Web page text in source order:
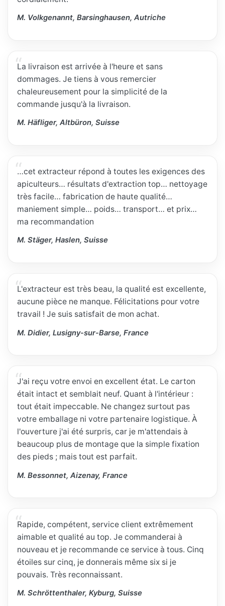
M. Volkgenannt, Barsinghausen, Autriche
La livraison est arrivée à l'heure et sans
dommages. Je tiens à vous remercier
chaleureusement pour la simplicité de la
commande jusqu'à la livraison.
M. Häfliger, Altbüron, Suisse
…cet extracteur répond à toutes les exigences des
apiculteurs… résultats d'extraction top… nettoyage
très facile… fabrication de haute qualité…
maniement simple… poids… transport… et prix…
ma recommandation
M. Stäger, Haslen, Suisse
L'extracteur est très beau, la qualité est excellente,
aucune pièce ne manque. Félicitations pour votre
travail ! Je suis satisfait de mon achat.
M. Didier, Lusigny-sur-Barse, France
J'ai reçu votre envoi en excellent état. Le carton
était intact et semblait neuf. Quant à l'intérieur :
tout était impeccable. Ne changez surtout pas
votre emballage ni votre partenaire logistique. À
l'ouverture j'ai été surpris, car je m'attendais à
beaucoup plus de montage que la simple fixation
des pieds ; mais tout est parfait.
M. Bessonnet, Aizenay, France
Rapide, compétent, service client extrêmement
aimable et qualité au top. Je commanderai à
nouveau et je recommande ce service à tous. Cinq
étoiles sur cinq, je donnerais même six si je
pouvais. Très reconnaissant.
M. Schröttenthaler, Kyburg, Suisse